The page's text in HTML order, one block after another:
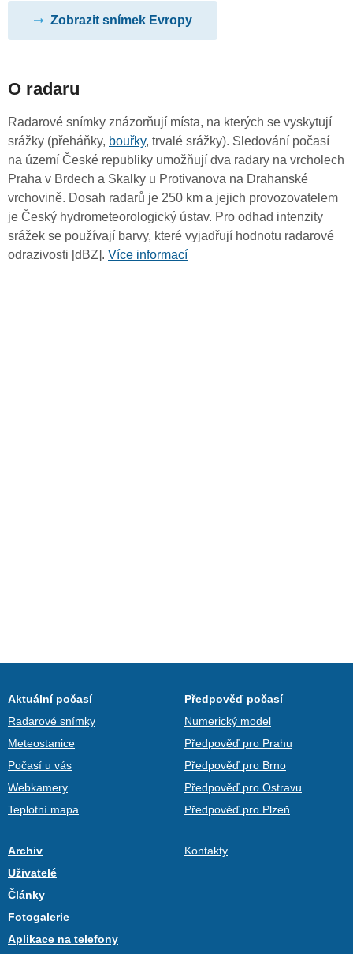
Zobrazit snímek Evropy
O radaru
Radarové snímky znázorňují místa, na kterých se vyskytují
srážky (přeháňky, bouřky, trvalé srážky). Sledování počasí
na území České republiky umožňují dva radary na vrcholech
Praha v Brdech a Skalky u Protivanova na Drahanské
vrchovině. Dosah radarů je 250 km a jejich provozovatelem
je Český hydrometeorologický ústav. Pro odhad intenzity
srážek se používají barvy, které vyjadřují hodnotu radarové
odrazivosti [dBZ]. Více informací
Aktuální počasí
Radarové snímky
Meteostanice
Počasí u vás
Webkamery
Teplotní mapa
Předpověď počasí
Numerický model
Předpověď pro Prahu
Předpověď pro Brno
Předpověď pro Ostravu
Předpověď pro Plzeň
Archiv
Uživatelé
Články
Fotogalerie
Aplikace na telefony
Kontakty